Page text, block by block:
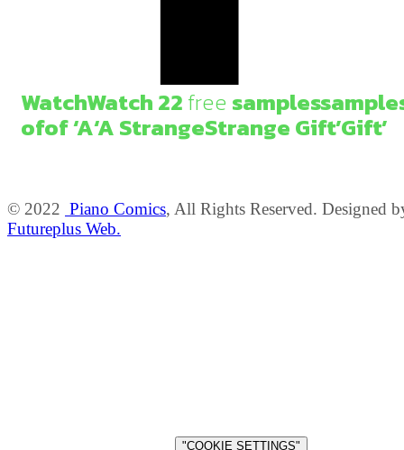
WatchWatch22free samples
ofof‘A‘AStrangeStrangeGift’Gift’
© 2022 Piano Comics, All Rights Reserved. Designed
Futureplus Web.
"COOKIE SETTINGS"